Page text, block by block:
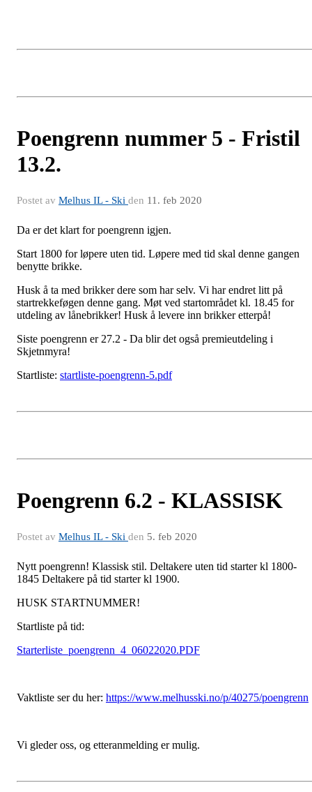
Poengrenn nummer 5 - Fristil
13.2.
Postet av Melhus IL - Ski den 11. feb 2020
Da er det klart for poengrenn igjen.
Start 1800 for løpere uten tid. Løpere med tid skal denne gangen
benytte brikke.
Husk å ta med brikker dere som har selv. Vi har endret litt på
startrekkeføgen denne gang. Møt ved startområdet kl. 18.45 for
utdeling av lånebrikker! Husk å levere inn brikker etterpå!
Siste poengrenn er 27.2 - Da blir det også premieutdeling i
Skjetnmyra!
Startliste: startliste-poengrenn-5.pdf
Poengrenn 6.2 - KLASSISK
Postet av Melhus IL - Ski den 5. feb 2020
Nytt poengrenn! Klassisk stil. Deltakere uten tid starter kl 1800-
1845 Deltakere på tid starter kl 1900.
HUSK STARTNUMMER!
Startliste på tid:
Starterliste_poengrenn_4_06022020.PDF
Vaktliste ser du her: https://www.melhusski.no/p/40275/poengrenn
Vi gleder oss, og etteranmelding er mulig.